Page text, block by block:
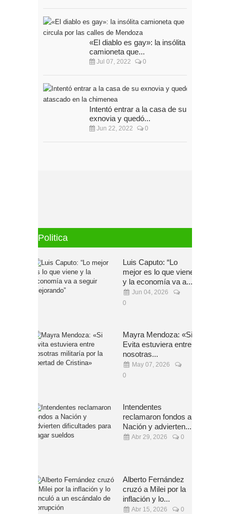
«El diablo es gay»: la insólita
camioneta que...
Jul 07, 2022 0
Intentó entrar a la casa de su
exnovia y quedó...
Jun 22, 2022 0
Politica
Luis Caputo: “Lo
mejor es lo que viene
y la economía va a...
Jun 04, 2026
0
Mayra Mendoza: «Si
Evita estuviera entre
nosotras...
May 07, 2026
0
Intendentes
reclamaron fondos a
Nación y advierten...
Abr 29, 2026 0
Alberto Fernández
cruzó a Milei por la
inflación y lo...
Abr 15, 2026 0